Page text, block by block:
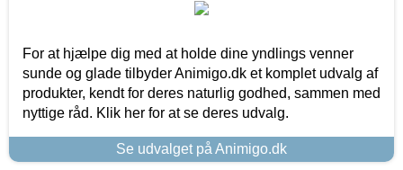
For at hjælpe dig med at holde dine yndlings venner
sunde og glade tilbyder Animigo.dk et komplet udvalg af
produkter, kendt for deres naturlig godhed, sammen med
nyttige råd. Klik her for at se deres udvalg.
Se udvalget på Animigo.dk